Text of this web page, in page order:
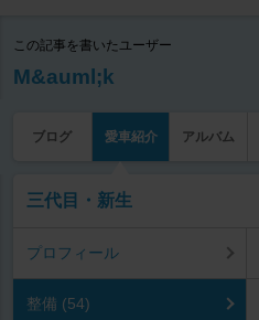
この記事を書いたユーザー
M&auml;k
ブログ 愛車紹介 アルバム
三代目・新生
プロフィール
整備 (54)